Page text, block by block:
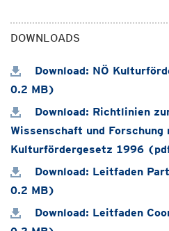
DOWNLOADS
Download: NÖ
0.2 MB)
Download: Richtlinien
Wissenschaft und Forschung
Kulturfördergesetz 1996
Download: Leitfaden
0.2 MB)
Download: Leitfaden